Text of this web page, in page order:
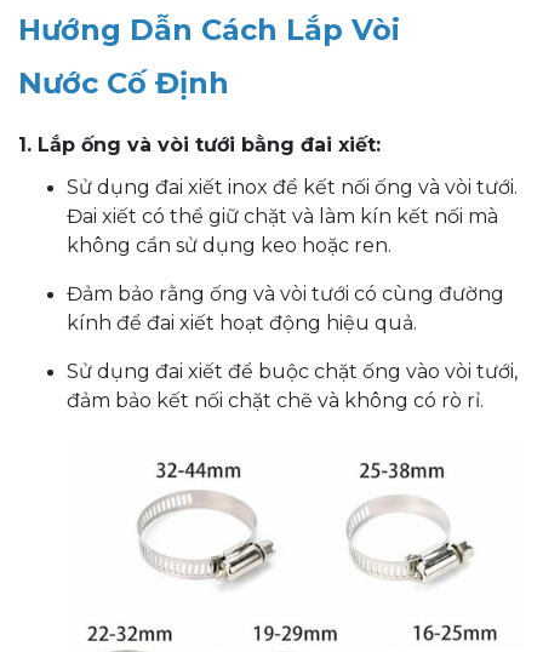
Hướng Dẫn Cách Lắp Vòi
Nước Cố Định
1. Lắp ống và vòi tưới bằng đai xiết:
Sử dụng đai xiết inox để kết nối ống và vòi tưới.
Đai xiết có thể giữ chặt và làm kín kết nối mà
không cần sử dụng keo hoặc ren.
Đảm bảo rằng ống và vòi tưới có cùng đường
kính để đai xiết hoạt động hiệu quả.
Sử dụng đai xiết để buộc chặt ống vào vòi tưới,
đảm bảo kết nối chặt chẽ và không có rò rỉ.